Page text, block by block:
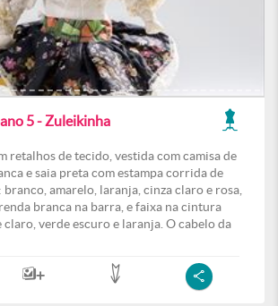
5 - Zuleikinha
retalhos de tecido, vestida com camisa de
e saia preta com estampa corrida de
amarelo, laranja, cinza claro e rosa,
branca na barra, e faixa na cintura
claro, verde escuro e laranja. O cabelo da